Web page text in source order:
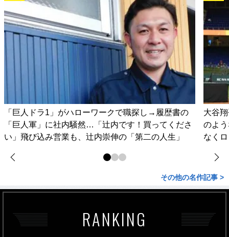
「巨人ドラ1」がハローワークで職探し→履歴書の
「巨人軍」に社内騒然…「辻内です！買ってくださ
い」飛び込み営業も、辻内崇伸の「第二の人生」
大谷
のよ
なく
その他の名作記事 >
RANKING